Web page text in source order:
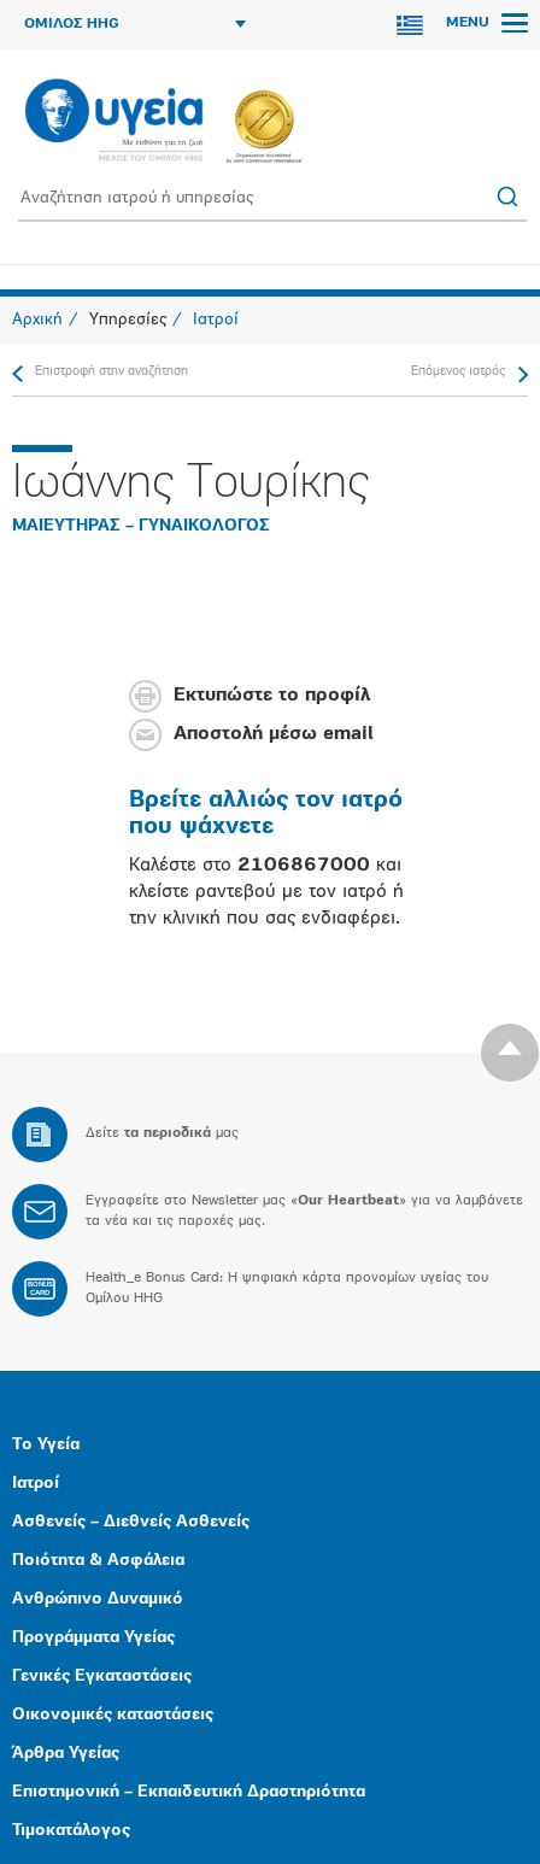
ΟΜΙΛΟΣ HHG MENU
Αρχική Υπηρεσίες Ιατροί
Επιστροφή στην αναζήτηση Επόμενος ιατρός
Ιωάννης Τουρίκης
ΜΑΙΕΥΤΗΡΑΣ – ΓΥΝΑΙΚΟΛΟΓΟΣ
Εκτυπώστε το προφίλ
Αποστολή μέσω email
Βρείτε αλλιώς τον ιατρό
που ψάχνετε
Καλέστε στο 2106867000 και
κλείστε ραντεβού με τον ιατρό ή
την κλινική που σας ενδιαφέρει.
Δείτε τα περιοδικά μας
Εγγραφείτε στο Newsletter μας «Our Heartbeat» για να λαμβάνετε
τα νέα και τις παροχές μας.
BONUS
CARD
Health_e Bonus Card: H ψηφιακή κάρτα προνομίων υγείας του
Ομίλου HHG
Το Υγεία
Ιατροί
Ασθενείς – Διεθνείς Ασθενείς
Ποιότητα & Ασφάλεια
Ανθρώπινο Δυναμικό
Προγράμματα Υγείας
Γενικές Εγκαταστάσεις
Οικονομικές καταστάσεις
Άρθρα Υγείας
Επιστημονική – Εκπαιδευτική Δραστηριότητα
Τιμοκατάλογος